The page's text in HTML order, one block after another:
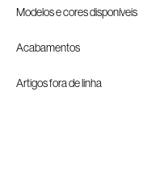
Modelos e cores disponíveis
Acabamentos
Artigos fora de linha